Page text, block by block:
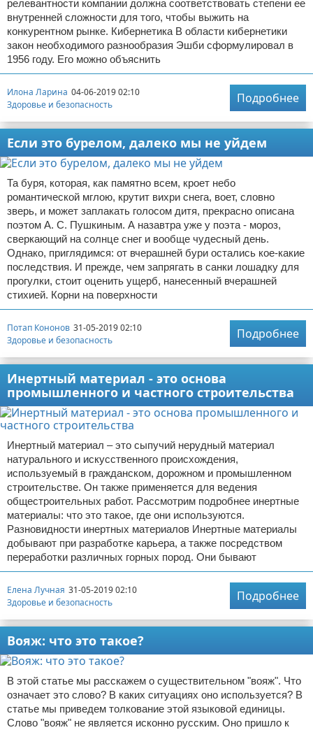
релевантности компании должна соответствовать степени ее
внутренней сложности для того, чтобы выжить на
конкурентном рынке. Кибернетика В области кибернетики
закон необходимого разнообразия Эшби сформулировал в
1956 году. Его можно объяснить
Илона Ларина 04-06-2019 02:10
Здоровье и безопасность
Подробнее
Если это бурелом, далеко мы не уйдем
Та буря, которая, как памятно всем, кроет небо
романтической мглою, крутит вихри снега, воет, словно
зверь, и может заплакать голосом дитя, прекрасно описана
поэтом А. С. Пушкиным. А назавтра уже у поэта - мороз,
сверкающий на солнце снег и вообще чудесный день.
Однако, приглядимся: от вчерашней бури остались кое-какие
последствия. И прежде, чем запрягать в санки лошадку для
прогулки, стоит оценить ущерб, нанесенный вчерашней
стихией. Корни на поверхности
Потап Кононов 31-05-2019 02:10
Здоровье и безопасность
Подробнее
Инертный материал - это основа
промышленного и частного строительства
Инертный материал – это сыпучий нерудный материал
натурального и искусственного происхождения,
используемый в гражданском, дорожном и промышленном
строительстве. Он также применяется для ведения
общестроительных работ. Рассмотрим подробнее инертные
материалы: что это такое, где они используются.
Разновидности инертных материалов Инертные материалы
добывают при разработке карьера, а также посредством
переработки различных горных пород. Они бывают
Елена Лучная 31-05-2019 02:10
Здоровье и безопасность
Подробнее
Вояж: что это такое?
В этой статье мы расскажем о существительном "вояж". Что
означает это слово? В каких ситуациях оно используется? В
статье мы приведем толкование этой языковой единицы.
Слово "вояж" не является исконно русским. Оно пришло к